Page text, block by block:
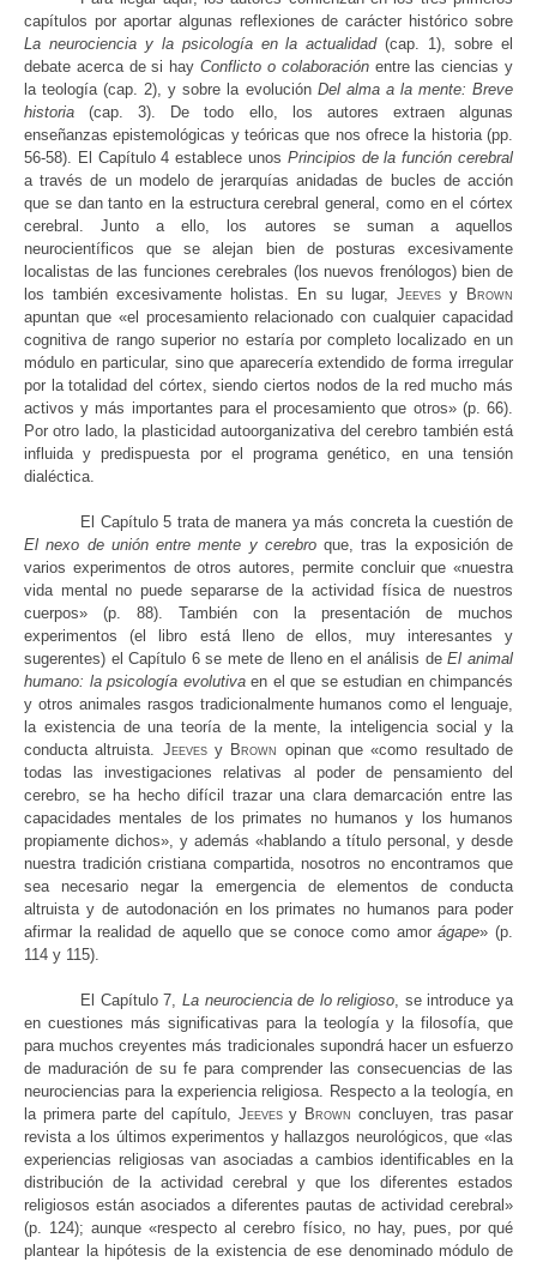
capítulos por aportar algunas reflexiones de carácter histórico sobre
La neurociencia y la psicología en la actualidad(cap. 1), sobre el
debate acerca de si hayConflicto o colaboraciónentre las ciencias y
la teología (cap. 2), y sobre la evolución Del alma a la mente: Breve
historia (cap. 3). De todo ello, los autores extraen algunas
enseñanzas epistemológicas y teóricas que nos ofrece la historia (pp.
56-58). El Capítulo 4 establece unos Principios de la función cerebral
a través de un modelo de jerarquías anidadas de bucles de acción
que se dan tanto en la estructura cerebral general, como en el córtex
cerebral. Junto a ello, los autores se suman a aquellos
neurocientíficos que se alejan bien de posturas excesivamente
localistas de las funciones cerebrales (los nuevos frenólogos) bien de
los también excesivamente holistas. En su lugar, Jeevesy Brown
apuntan que «el procesamiento relacionado con cualquier capacidad
cognitiva de rango superior no estaría por completo localizado en un
módulo en particular, sino que aparecería extendido de forma irregular
por la totalidad del córtex, siendo ciertos nodos de la red mucho más
activos y más importantes para el procesamiento que otros» (p. 66).
Por otro lado, la plasticidad autoorganizativa del cerebro también está
influida y predispuesta por el programa genético, en una tensión
dialéctica.
El Capítulo 5 trata de manera ya más concreta la cuestión de
El nexo de unión entre mente y cerebroque, tras la exposición de
varios experimentos de otros autores, permite concluir que «nuestra
vida mental no puede separarse de la actividad física de nuestros
cuerpos» (p. 88). También con la presentación de muchos
experimentos (el libro está lleno de ellos, muy interesantes y
sugerentes) el Capítulo 6 se mete de lleno en el análisis deEl animal
humano: la psicología evolutivaen el que se estudian en chimpancés
y otros animales rasgos tradicionalmente humanos como el lenguaje,
la existencia de una teoría de la mente, la inteligencia social y la
conducta altruista. Jeevesy Brown opinan que «como resultado de
todas las investigaciones relativas al poder de pensamiento del
cerebro, se ha hecho difícil trazar una clara demarcación entre las
capacidades mentales de los primates no humanos y los humanos
propiamente dichos», y además «hablando a título personal, y desde
nuestra tradición cristiana compartida, nosotros no encontramos que
sea necesario negar la emergencia de elementos de conducta
altruista y de autodonación en los primates no humanos para poder
afirmar la realidad de aquello que se conoce como amorágape» (p.
114 y 115).
El Capítulo 7, La neurociencia de lo religioso, se introduce ya
en cuestiones más significativas para la teología y la filosofía, que
para muchos creyentes más tradicionales supondrá hacer un esfuerzo
de maduración de su fe para comprender las consecuencias de las
neurociencias para la experiencia religiosa. Respecto a la teología, en
la primera parte del capítulo, Jeevesy Brown concluyen, tras pasar
revista a los últimos experimentos y hallazgos neurológicos, que «las
experiencias religiosas van asociadas a cambios identificables en la
distribución de la actividad cerebral y que los diferentes estados
religiosos están asociados a diferentes pautas de actividad cerebral»
(p. 124); aunque «respecto al cerebro físico, no hay, pues, por qué
plantear la hipótesis de la existencia de ese denominado módulo de